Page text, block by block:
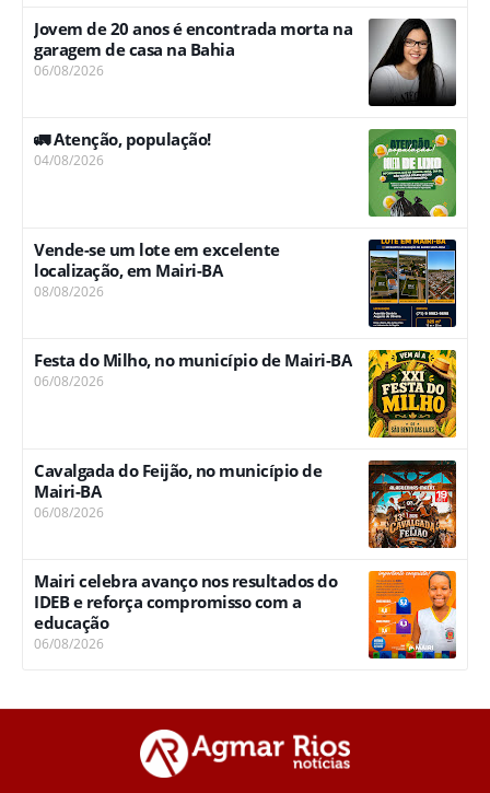
Jovem de 20 anos é encontrada morta na
garagem de casa na Bahia
06/08/2026
🚛 Atenção, população!
04/08/2026
Vende-se um lote em excelente
localização, em Mairi-BA
08/08/2026
Festa do Milho, no município de Mairi-BA
06/08/2026
Cavalgada do Feijão, no município de
Mairi-BA
06/08/2026
Mairi celebra avanço nos resultados do
IDEB e reforça compromisso com a
educação
06/08/2026